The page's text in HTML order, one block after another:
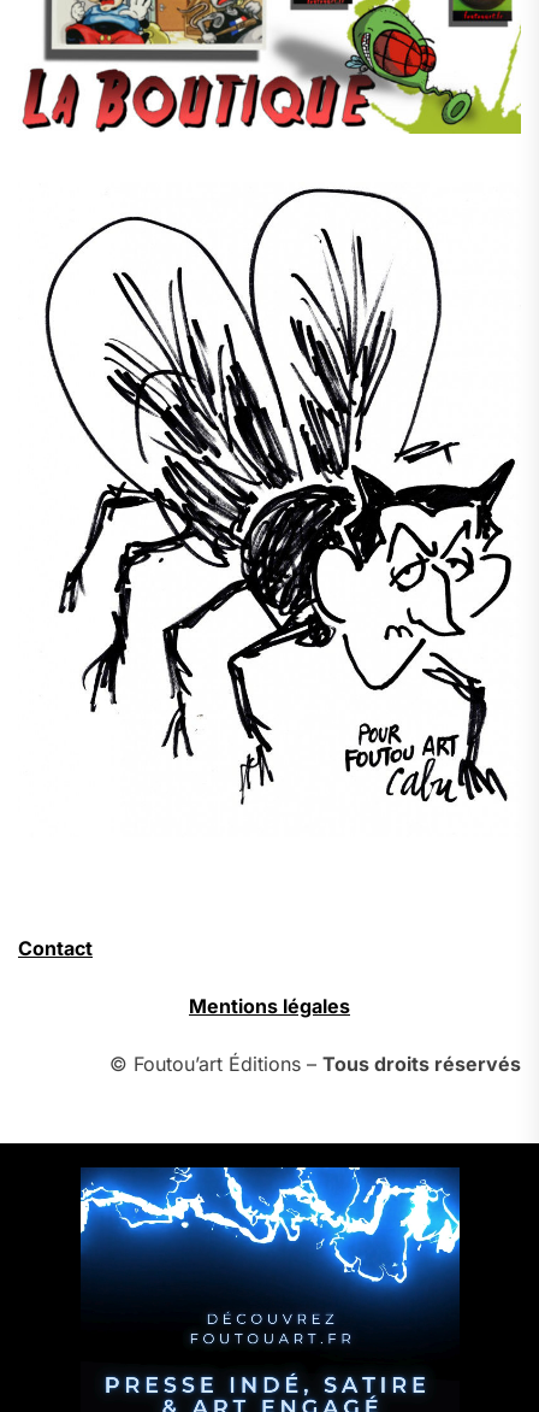
Contact
Mentions légales
© Foutou’art Éditions – Tous droits réservés